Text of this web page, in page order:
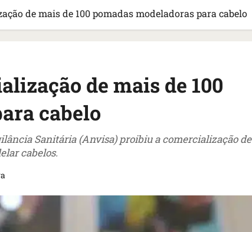
de mais de 100 pomadas modeladoras para cabelo
de mais de 100
cabelo
Sanitária (Anvisa) proibiu a comercialização de
cabelos.